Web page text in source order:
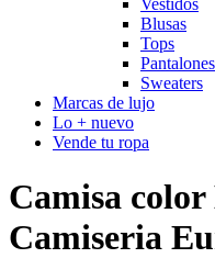
Vestidos
Blusas
Tops
Pantalones
Sweaters
Marcas de lujo
Lo + nuevo
Vende tu ropa
Camisa
Camiseria